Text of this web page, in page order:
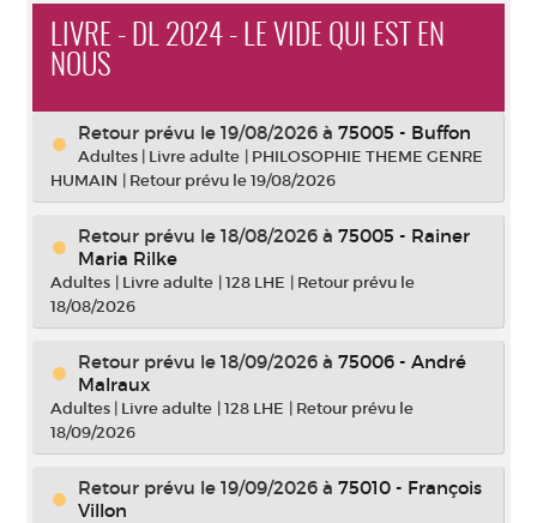
LIVRE - DL 2024 - LE VIDE QUI EST EN
NOUS
Retour prévu le 19/08/2026 à 75005 - Buffon
Adultes | Livre adulte | PHILOSOPHIE THEME GENRE
HUMAIN | Retour prévu le 19/08/2026
Retour prévu le 18/08/2026 à 75005 - Rainer
Maria Rilke
Adultes | Livre adulte |128 LHE | Retour prévu le
18/08/2026
Retour prévu le 18/09/2026 à 75006 - André
Malraux
Adultes | Livre adulte |128 LHE | Retour prévu le
18/09/2026
Retour prévu le 19/09/2026 à 75010 - François
Villon